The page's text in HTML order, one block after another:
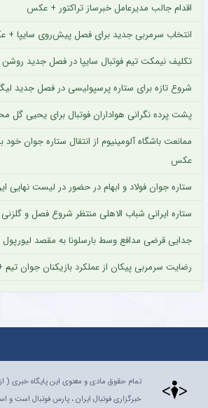
اقدام جالب مدیرعامل خبرساز تراکتور + عکس
انتخاب سرمربی جدید برای فصل پیش‌روی سایپا
تکلیف نیمکت تیم فوتبال سایپا در فصل جدید
شروع تازه برای ستاره پرسپولیسی در فصل جدید
پشت پرده نگرانی هواداران فوتبال برای یحیی
ممانعت باشگاه آلومینیوم از انتقال ستاره جوان
عکس
ستاره جوان فولاد و ابهام در حضور در لیست
ستاره ایرانی شباب الاهلی منتظر شروع فصل و
جدایی قرضی مدافع وسط بارسلونا به مقصد
رضایت سرمربی پیکان از عملکرد بازیکنان جوان
خبرگزاری فوتبال ایران ، پارس فوتبال است و